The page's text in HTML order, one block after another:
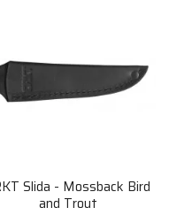
Slida - Mossback Bird
and Trout